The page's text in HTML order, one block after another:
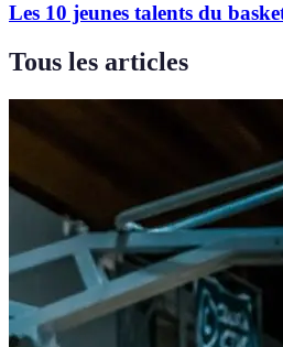
Les 10 jeunes talents du
Tous les articles